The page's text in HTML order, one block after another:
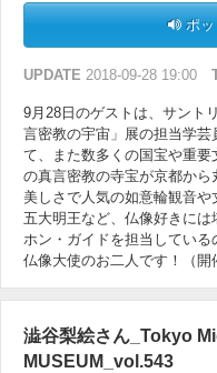
ポ
UPDATE 2018-09-28 19:00
9月28日のゲストは、サント
言密教の宇宙」展の担当学
て、また数多くの国宝や重
の真言密教の寺宝が京都か
美しさで人気の如意輪観音
五大明王など、仏像好きに
ホン・ガイドを担当してい
仏像大使のお二人です！（開
澁谷梨絵さん_Tokyo
MUSEUM_vol.543